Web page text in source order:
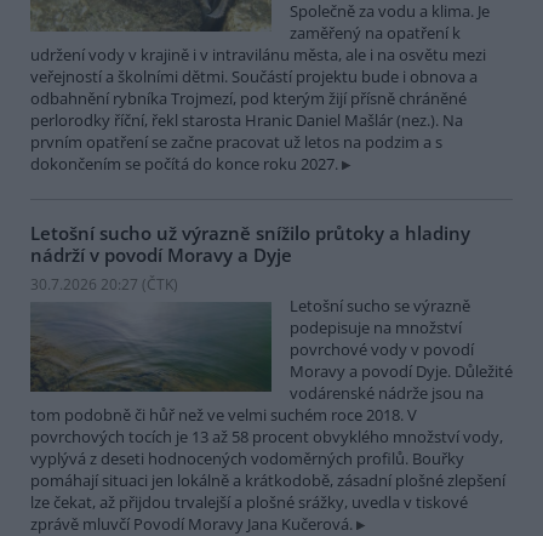
Společně za vodu a klima. Je
zaměřený na opatření k
udržení vody v krajině i v intravilánu města, ale i na osvětu mezi
veřejností a školními dětmi. Součástí projektu bude i obnova a
odbahnění rybníka Trojmezí, pod kterým žijí přísně chráněné
perlorodky říční, řekl starosta Hranic Daniel Mašlár (nez.). Na
prvním opatření se začne pracovat už letos na podzim a s
dokončením se počítá do konce roku 2027.
Letošní sucho už výrazně snížilo průtoky a hladiny
nádrží v povodí Moravy a Dyje
30.7.2026 20:27 (ČTK)
Letošní sucho se výrazně
podepisuje na množství
povrchové vody v povodí
Moravy a povodí Dyje. Důležité
vodárenské nádrže jsou na
tom podobně či hůř než ve velmi suchém roce 2018. V
povrchových tocích je 13 až 58 procent obvyklého množství vody,
vyplývá z deseti hodnocených vodoměrných profilů. Bouřky
pomáhají situaci jen lokálně a krátkodobě, zásadní plošné zlepšení
lze čekat, až přijdou trvalejší a plošné srážky, uvedla v tiskové
zprávě mluvčí Povodí Moravy Jana Kučerová.